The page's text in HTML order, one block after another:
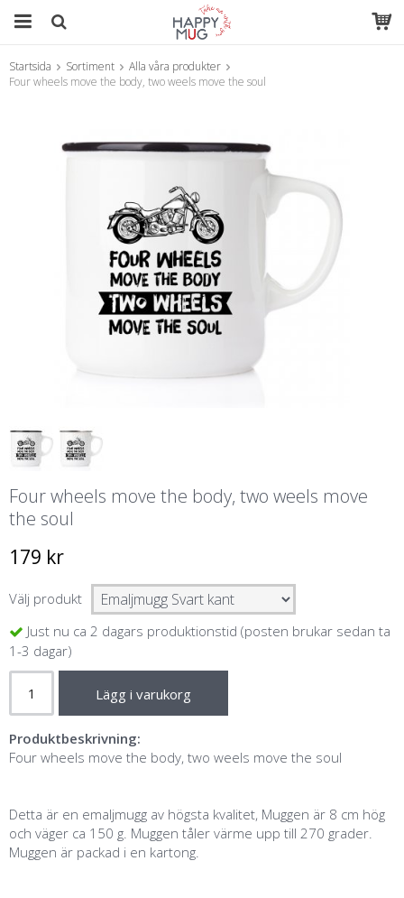
Produkten har blivit tillagd i varukorgen
Startsida Sortiment
Alla våra produkter
Four wheels move the body, two weels move the soul
Four wheels move the body, two weels move
the soul
179 kr
Välj produkt
Just nu ca 2 dagars produktionstid (posten brukar sedan ta
1-3 dagar)
Lägg i varukorg
Produktbeskrivning:
Four wheels move the body, two weels move the soul
Detta är en emaljmugg av högsta kvalitet, Muggen är 8 cm hög
och väger ca 150 g. Muggen tåler värme upp till 270 grader.
Muggen är packad i en kartong.